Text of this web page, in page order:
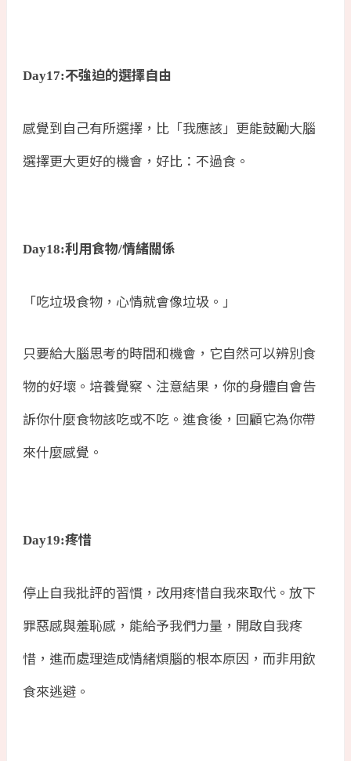
Day17:不強迫的選擇自由
感覺到自己有所選擇，比「我應該」更能鼓勵大腦
選擇更大更好的機會，好比：不過食。
Day18:利用食物/情緒關係
「吃垃圾食物，心情就會像垃圾。」
只要給大腦思考的時間和機會，它自然可以辨別食
物的好壞。培養覺察、注意結果，你的身體自會告
訴你什麼食物該吃或不吃。進食後，回顧它為你帶
來什麼感覺。
Day19:疼惜
停止自我批評的習慣，改用疼惜自我來取代。放下
罪惡感與羞恥感，能給予我們力量，開啟自我疼
惜，進而處理造成情緒煩腦的根本原因，而非用飲
食來逃避。